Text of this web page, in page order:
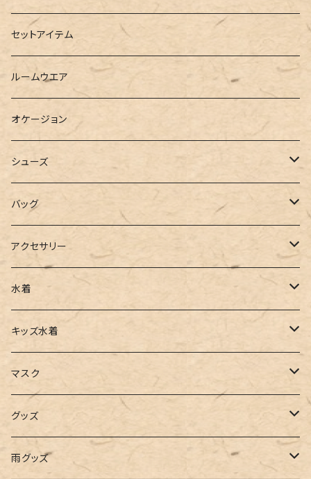
ダウンジャケット
ベスト
ニット
シャツ
ブラウス
カーディガン
ポロシャツ
ベスト
チュニック
タンクトップ
キャミソール
インナー
ビスチェ
ショートパンツ
ハーフパンツ
スウェット
ジャージ
スラックス
ワイドパンツ
カーゴパンツ
サロペット
ガウチョ
レギンス
その他
ミニ
その他
シャツワンピース
スウェットワンピース
パーカーワンピース
ニットワンピース
キャミワンピース
サロペット
オールインワン
セットアイテム
ルームウエア
オケージョン
シューズ
ブーツ
パンプス
サンダル
スニーカー
フラットシューズ
レインシューズ
レースアップ
バッグ
トートバッグ
ショルダー
バックパック
カゴバッグ
エコバッグ
リュック
アクセサリー
その他
水着
ワンピース
ビキニ
ワンショルダー
オフショルダー
キッズ水着
女の子
男の子
ユニセックス
マスク
アクセサリー
マスクケース
グッズ
帽子
雨グッズ